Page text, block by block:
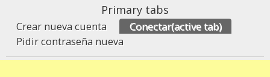
Primary tabs
Crear nueva cuenta Conectar(active tab)
Pidir contraseña nueva